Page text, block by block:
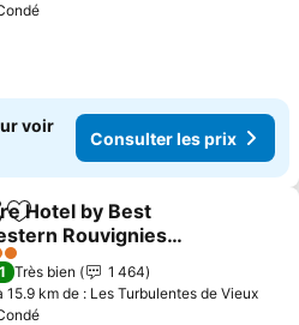
voir
Consulter les prix
Ajouter à mes favoris
Hotel by Best
Rouvignies
les prix
Très bien
1 464
15.9 km de : Les Turbulentes de Vieux